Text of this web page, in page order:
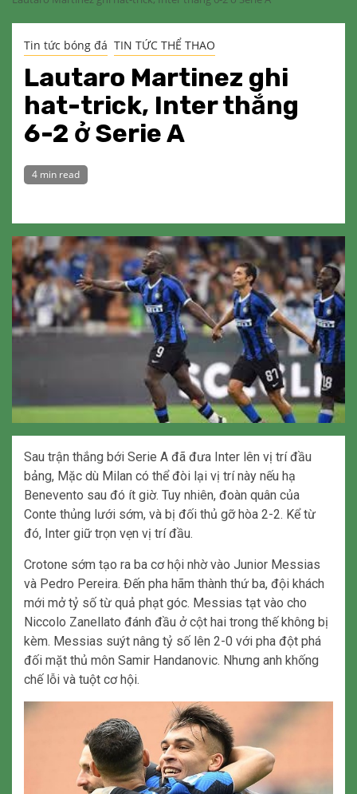
Tin tức bóng đá TIN TỨC THỂ THAO
Lautaro Martinez ghi
hat-trick, Inter thắng
6-2 ở Serie A
4 min read
Sau trận thắng bới Serie A đã đưa Inter lên vị trí đầu
bảng, Mặc dù Milan có thể đòi lại vị trí này nếu hạ
Benevento sau đó ít giờ. Tuy nhiên, đoàn quân của
Conte thủng lưới sớm, và bị đối thủ gỡ hòa 2-2. Kể từ
đó, Inter giữ trọn vẹn vị trí đầu.
Crotone sớm tạo ra ba cơ hội nhờ vào Junior Messias
và Pedro Pereira. Đến pha hãm thành thứ ba, đội khách
mới mở tỷ số từ quả phạt góc. Messias tạt vào cho
Niccolo Zanellato đánh đầu ở cột hai trong thế không bị
kèm. Messias suýt nâng tỷ số lên 2-0 với pha đột phá
đối mặt thủ môn Samir Handanovic. Nhưng anh khống
chế lỗi và tuột cơ hội.